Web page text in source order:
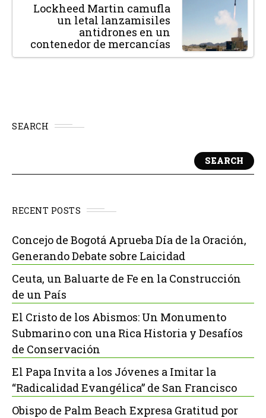
Lockheed Martin camufla
un letal lanzamisiles
antidrones en un
contenedor de mercancías
SEARCH
SEARCH
RECENT POSTS
Concejo de Bogotá Aprueba Día de la Oración,
Generando Debate sobre Laicidad
Ceuta, un Baluarte de Fe en la Construcción
de un País
El Cristo de los Abismos: Un Monumento
Submarino con una Rica Historia y Desafíos
de Conservación
El Papa Invita a los Jóvenes a Imitar la
“Radicalidad Evangélica” de San Francisco
Obispo de Palm Beach Expresa Gratitud por